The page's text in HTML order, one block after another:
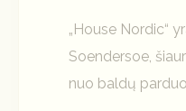
„House Nordic“
Soendersoe,
nuo baldų